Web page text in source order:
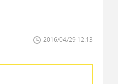
2016/04/29 12:13